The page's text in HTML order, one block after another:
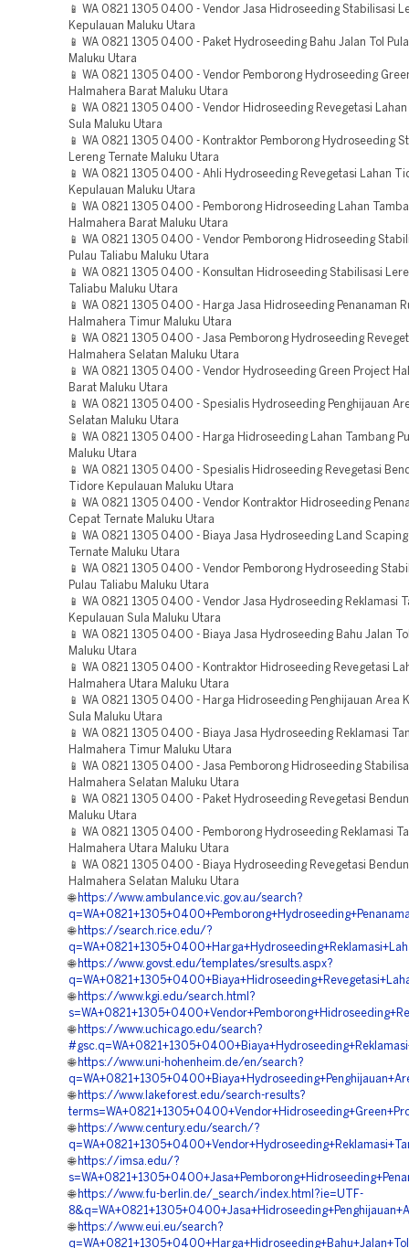
📱 WA 0821 1305 0400 - Vendor Jasa Hidroseeding Stabilisasi
Kepulauan Maluku Utara
📱 WA 0821 1305 0400 - Paket Hydroseeding Bahu Jalan Tol
Maluku Utara
📱 WA 0821 1305 0400 - Vendor Pemborong Hydroseeding
Halmahera Barat Maluku Utara
📱 WA 0821 1305 0400 - Vendor Hidroseeding Revegetasi
Sula Maluku Utara
📱 WA 0821 1305 0400 - Kontraktor Pemborong Hydroseeding
Lereng Ternate Maluku Utara
📱 WA 0821 1305 0400 - Ahli Hydroseeding Revegetasi Lahan
Kepulauan Maluku Utara
📱 WA 0821 1305 0400 - Pemborong Hidroseeding Lahan
Halmahera Barat Maluku Utara
📱 WA 0821 1305 0400 - Vendor Pemborong Hidroseeding
Pulau Taliabu Maluku Utara
📱 WA 0821 1305 0400 - Konsultan Hidroseeding Stabilisasi
Taliabu Maluku Utara
📱 WA 0821 1305 0400 - Harga Jasa Hidroseeding Penanaman
Halmahera Timur Maluku Utara
📱 WA 0821 1305 0400 - Jasa Pemborong Hydroseeding
Halmahera Selatan Maluku Utara
📱 WA 0821 1305 0400 - Vendor Hydroseeding Green Project
Barat Maluku Utara
📱 WA 0821 1305 0400 - Spesialis Hydroseeding Penghijauan
Selatan Maluku Utara
📱 WA 0821 1305 0400 - Harga Hidroseeding Lahan Tambang
Maluku Utara
📱 WA 0821 1305 0400 - Spesialis Hidroseeding Revegetasi
Tidore Kepulauan Maluku Utara
📱 WA 0821 1305 0400 - Vendor Kontraktor Hidroseeding
Cepat Ternate Maluku Utara
📱 WA 0821 1305 0400 - Biaya Jasa Hydroseeding Land
Ternate Maluku Utara
📱 WA 0821 1305 0400 - Vendor Pemborong Hydroseeding
Pulau Taliabu Maluku Utara
📱 WA 0821 1305 0400 - Vendor Jasa Hydroseeding Reklamasi
Kepulauan Sula Maluku Utara
📱 WA 0821 1305 0400 - Biaya Jasa Hydroseeding Bahu Jalan
Maluku Utara
📱 WA 0821 1305 0400 - Kontraktor Hidroseeding Revegetasi
Halmahera Utara Maluku Utara
📱 WA 0821 1305 0400 - Harga Hidroseeding Penghijauan Area
Sula Maluku Utara
📱 WA 0821 1305 0400 - Biaya Jasa Hydroseeding Reklamasi
Halmahera Timur Maluku Utara
📱 WA 0821 1305 0400 - Jasa Pemborong Hidroseeding
Halmahera Selatan Maluku Utara
📱 WA 0821 1305 0400 - Paket Hydroseeding Revegetasi
Maluku Utara
📱 WA 0821 1305 0400 - Pemborong Hydroseeding Reklamasi
Halmahera Utara Maluku Utara
📱 WA 0821 1305 0400 - Biaya Hydroseeding Revegetasi
Halmahera Selatan Maluku Utara
🌐 https://www.ambulance.vic.gov.au/search?
🌐 https://search.rice.edu/?
🌐 https://www.govst.edu/templates/sresults.aspx?
🌐 https://www.kgi.edu/search.html?
🌐 https://www.uchicago.edu/search?
🌐 https://www.uni-hohenheim.de/en/search?
🌐 https://www.lakeforest.edu/search-results?
🌐 https://www.century.edu/search/?
🌐 https://imsa.edu/?
🌐 https://www.fu-berlin.de/_search/index.html?ie=UTF-
🌐 https://www.eui.eu/search?